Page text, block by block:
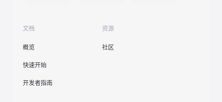
文档
概览
快速开始
开发者指南
资源
社区